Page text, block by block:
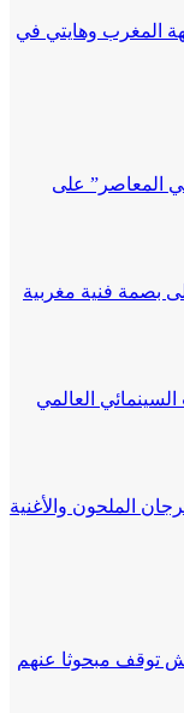
المغرب وهايتي في
المعاصر” على
بصمة فنية مغربية
العالمي
الملحون والأغنية
توقف مبحوثا عنهم